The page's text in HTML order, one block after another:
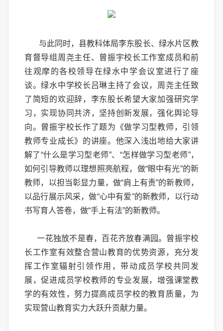
与此同时，县教科体局李东股长、绿水片区教
育督导组周尧主任、曾振宇校长工作室成员和前
往观摩的各校领导在绿水中学会议室进行了座
谈。绿水中学校长吕琳主持了会议，周尧主任致
了简短的欢迎辞，李东股长希望大家加强研究学
习，实现协同共济，坚持创新发展，强化舆论导
向。曾振宇校长作了题为《做学习型教师，引领
教师专业成长》的讲座。他深入浅出地给大家讲
解了“什么是学习型老师”、“怎样做学习型老师”，
如何引导教师以理想照亮航程，做“眼中有光”的新
教师，以担当彰显力量，做“肩上有责”的新教师，
以品行展示风采，做“心中有爱”的新教师，以行动
书写育人答卷，做“手上有法”的新教师。
一花独放不是春，百花齐放春满园。曾振宇校
长工作室有效整合营山教育的优势资源，充分发
挥工作室辐射引领作用，带动成员学校共同发
展，促进成员学校教师的专业发展，增强课堂教
学的有效性，努力提高成员学校的教育质量，为
实现营山教育实力大跃升贡献力量。